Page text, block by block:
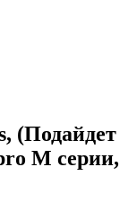
(Подайдет
M серии,